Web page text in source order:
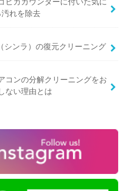
汚れを除去
シンラ）の復元クリーニング
コンの分解クリーニングをお
ない理由とは